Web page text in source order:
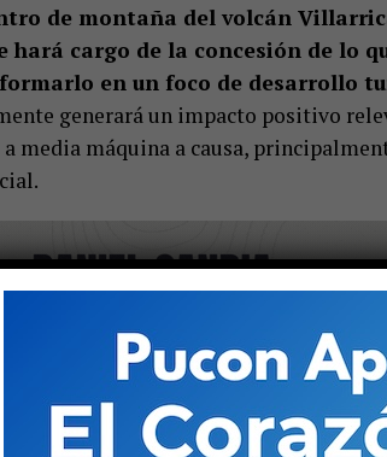
de montaña del volcán
hará cargo de la concesión de lo
en un foco de desarrollo
generará un impacto positivo
media máquina a causa,